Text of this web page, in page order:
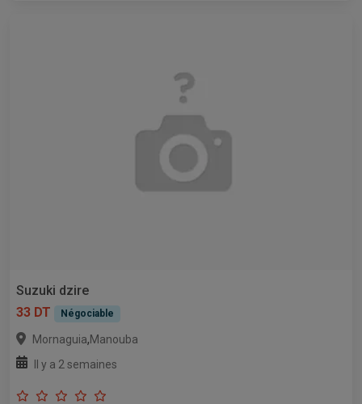
Suzuki dzire
33 DT
Négociable
Mornaguia,Manouba
Il y a 2 semaines